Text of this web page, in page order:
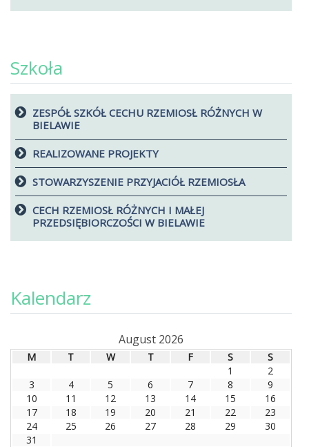
Szkoła
ZESPÓŁ SZKÓŁ CECHU RZEMIOSŁ RÓŻNYCH W
BIELAWIE
REALIZOWANE PROJEKTY
STOWARZYSZENIE PRZYJACIÓŁ RZEMIOSŁA
CECH RZEMIOSŁ RÓŻNYCH I MAŁEJ
PRZEDSIĘBIORCZOŚCI W BIELAWIE
Kalendarz
August 2026
M T W T F S
S
1
2
3
4 5 6 7 8
9
10
11 12 13 14 15
16
17
18 19 20 21 22
23
24
25 26 27 28 29
30
31